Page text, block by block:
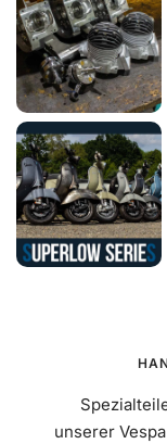
Vespa 250ccm
unserer